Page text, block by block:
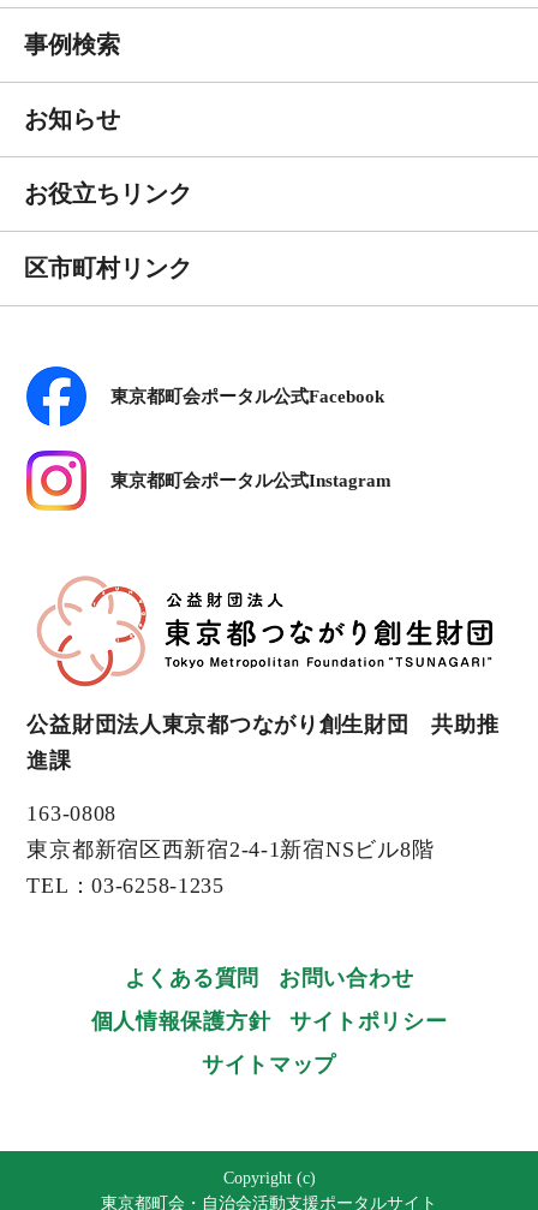
事例検索
お知らせ
お役立ちリンク
区市町村リンク
東京都町会ポータル公式Facebook
東京都町会ポータル公式Instagram
公益財団法人東京都つながり創生財団 共助推
進課
163-0808
東京都新宿区西新宿2-4-1新宿NSビル8階
TEL：03-6258-1235
よくある質問
お問い合わせ
個人情報保護方針
サイトポリシー
サイトマップ
Copyright (c)
東京都町会・自治会活動支援ポータルサイト